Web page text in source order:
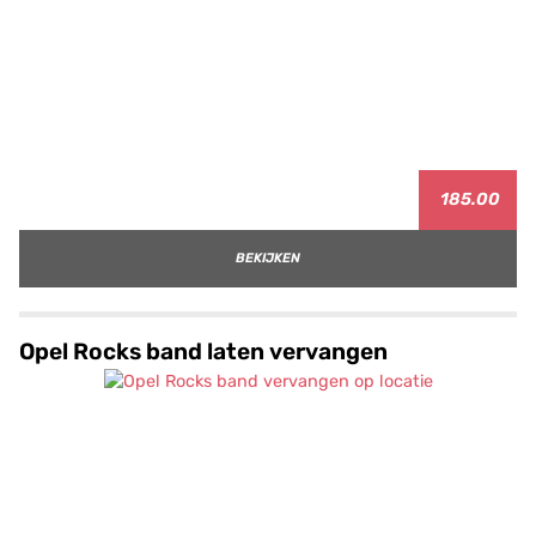
185.00
BEKIJKEN
Opel Rocks band laten vervangen